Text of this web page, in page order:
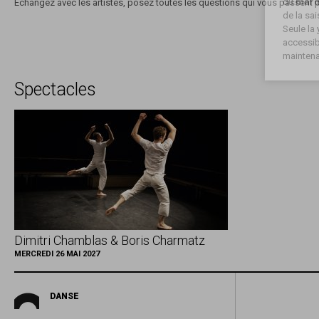
Échangez avec les artistes, posez toutes les questions qui vous passent
Spectacles
Dimitri Chamblas & Boris Charmatz
MERCREDI 26 MAI 2027
DANSE
de la
Seule la